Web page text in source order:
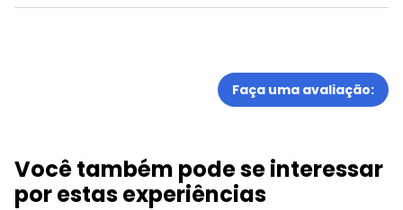
Faça uma avaliação:
Você também pode se interessar
por estas experiências